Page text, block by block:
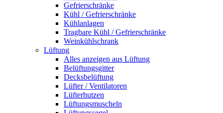
Gefrierschränke
Kühl / Gefrierschränke
Kühlanlagen
Tragbare Kühl / Gefrierschränke
Weinkühlschrank
Lüftung
Alles anzeigen aus Lüftung
Belüftungsgitter
Decksbelüftung
Lüfter / Ventilatoren
Lüfterhutzen
Lüftungsmuscheln